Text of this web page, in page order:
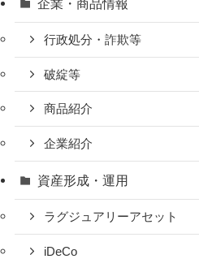
企業・商品情報
行政処分・詐欺等
破綻等
商品紹介
企業紹介
資産形成・運用
ラグジュアリーアセット
iDeCo